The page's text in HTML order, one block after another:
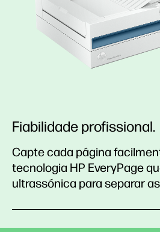
Fiabilidade profissional.
Capte cada página
tecnologia HP EveryPage
ultrassónica para separar